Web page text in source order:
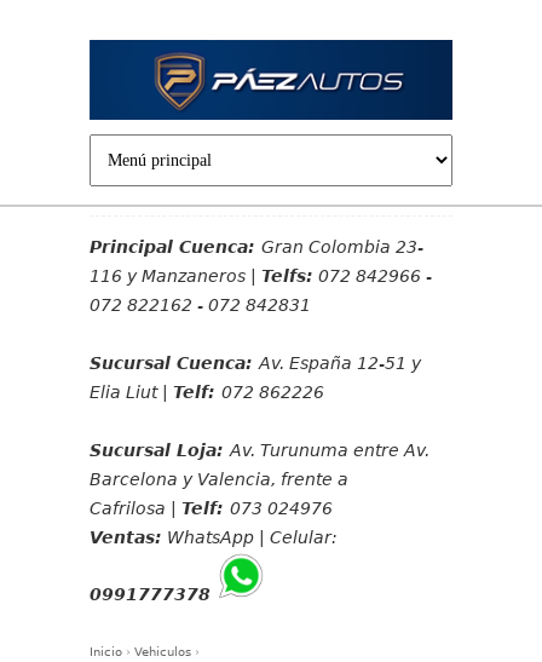
Principal Cuenca: Gran Colombia 23-
116 y Manzaneros | Telfs: 072 842966 -
072 822162 - 072 842831
Sucursal Cuenca:Av. España 12-51 y
Elia Liut | Telf: 072 862226
Sucursal Loja:Av. Turunuma entre Av.
Barcelona y Valencia, frente a
Cafrilosa | Telf: 073 024976
Ventas: WhatsApp | Celular:
0991777378
Inicio › Vehiculos ›